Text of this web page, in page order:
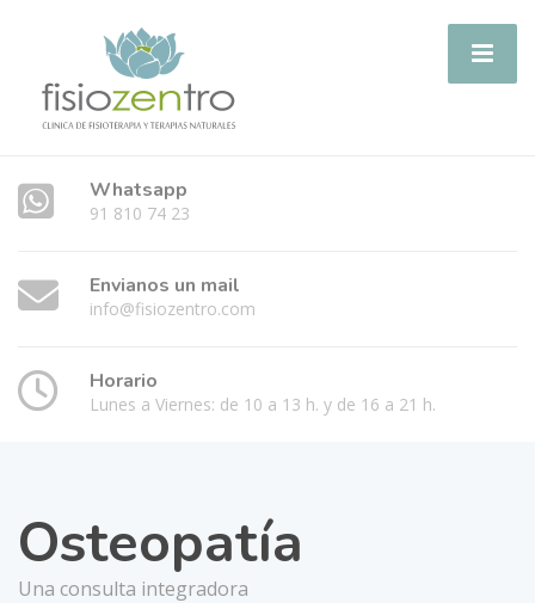
Whatsapp
91 810 74 23
Envianos un mail
info@fisiozentro.com
Horario
Lunes a Viernes: de 10 a 13 h. y de 16 a 21 h.
Osteopatía
Una consulta integradora